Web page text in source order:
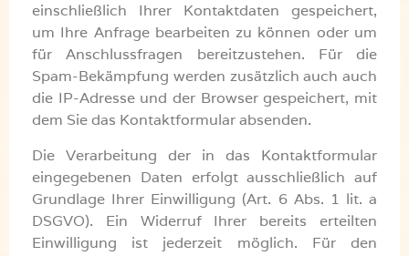
einschließlich Ihrer Kontaktdaten gespeichert,
um Ihre Anfrage bearbeiten zu können oder um
für Anschlussfragen bereitzustehen. Für die
Spam-Bekämpfung werden zusätzlich auch auch
die IP-Adresse und der Browser gespeichert, mit
dem Sie das Kontaktformular absenden.
Die Verarbeitung der in das Kontaktformular
eingegebenen Daten erfolgt ausschließlich auf
Grundlage Ihrer Einwilligung (Art. 6 Abs. 1 lit. a
DSGVO). Ein Widerruf Ihrer bereits erteilten
Einwilligung ist jederzeit möglich. Für den